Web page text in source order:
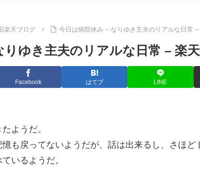
旧楽天ブログ 今日は病院休み – なりゆき主夫のリアルな日常 –
ゆき主夫のリアルな日常 – 楽
Facebook はてブ LINE
ようだ。
も戻ってないようだが、話は出来るし、さほど
いるようだ。